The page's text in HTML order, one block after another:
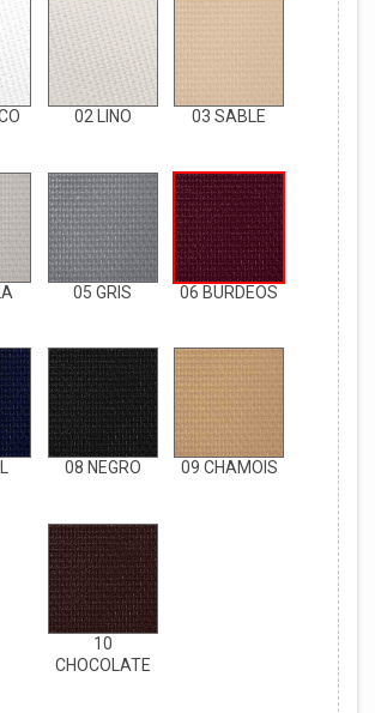
02 LINO 03 SABLE
05 GRIS 06 BURDEOS
08 NEGRO 09 CHAMOIS
10
CHOCOLATE